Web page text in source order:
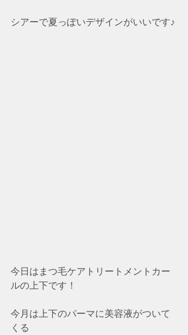
シアーで夏っぽいデザインがいいです♪
今日はまつ毛ケアトリートメントカー
ルの上下です！
今月は上下のパーマに美容液がついて
くる